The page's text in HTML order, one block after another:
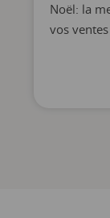
Noël: la
vos